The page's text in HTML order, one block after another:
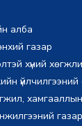
алба
газар
хүний
үйлчилгээний
газар